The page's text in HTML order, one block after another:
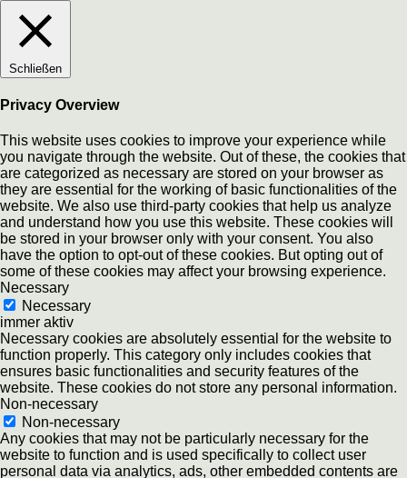
Schließen
Privacy Overview
This website uses cookies to improve your experience while
you navigate through the website. Out of these, the cookies that
are categorized as necessary are stored on your browser as
they are essential for the working of basic functionalities of the
website. We also use third-party cookies that help us analyze
and understand how you use this website. These cookies will
be stored in your browser only with your consent. You also
have the option to opt-out of these cookies. But opting out of
some of these cookies may affect your browsing experience.
Necessary
Necessary
immer aktiv
Necessary cookies are absolutely essential for the website to
function properly. This category only includes cookies that
ensures basic functionalities and security features of the
website. These cookies do not store any personal information.
Non-necessary
Non-necessary
Any cookies that may not be particularly necessary for the
website to function and is used specifically to collect user
personal data via analytics, ads, other embedded contents are